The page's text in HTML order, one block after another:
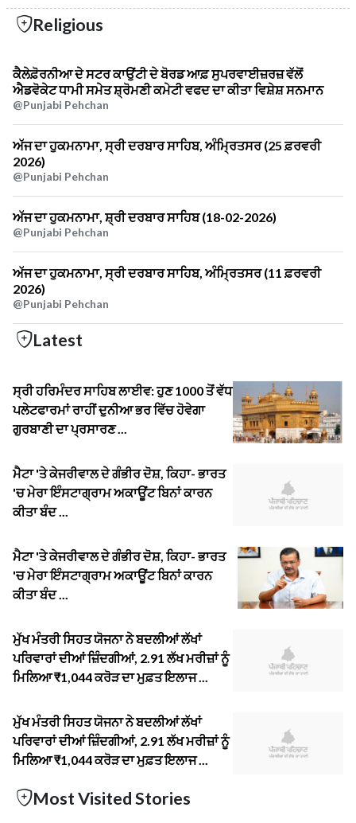
Religious
ਕੈਲੇਫ਼ੋਰਨੀਆ ਦੇ ਸਟਰ ਕਾਉਂਟੀ ਦੇ ਬੋਰਡ ਆਫ਼ ਸੁਪਰਵਾਈਜ਼ਰਜ਼ ਵੱਲੋਂ
ਐਡਵੋਕੇਟ ਧਾਮੀ ਸਮੇਤ ਸ਼੍ਰੋਮਣੀ ਕਮੇਟੀ ਵਫਦ ਦਾ ਕੀਤਾ ਵਿਸ਼ੇਸ਼ ਸਨਮਾਨ
@Punjabi Pehchan
ਅੱਜ ਦਾ ਹੁਕਮਨਾਮਾ, ਸ੍ਰੀ ਦਰਬਾਰ ਸਾਹਿਬ, ਅੰਮ੍ਰਿਤਸਰ (25 ਫ਼ਰਵਰੀ
2026)
@Punjabi Pehchan
ਅੱਜ ਦਾ ਹੁਕਮਨਾਮਾ, ਸ਼੍ਰੀ ਦਰਬਾਰ ਸਾਹਿਬ (18-02-2026)
@Punjabi Pehchan
ਅੱਜ ਦਾ ਹੁਕਮਨਾਮਾ, ਸ੍ਰੀ ਦਰਬਾਰ ਸਾਹਿਬ, ਅੰਮ੍ਰਿਤਸਰ (11 ਫ਼ਰਵਰੀ
2026)
@Punjabi Pehchan
Latest
ਸ੍ਰੀ ਹਰਿਮੰਦਰ ਸਾਹਿਬ ਲਾਈਵ: ਹੁਣ 1000 ਤੋਂ ਵੱਧ
ਪਲੇਟਫਾਰਮਾਂ ਰਾਹੀਂ ਦੁਨੀਆ ਭਰ ਵਿੱਚ ਹੋਵੇਗਾ
ਗੁਰਬਾਣੀ ਦਾ ਪ੍ਰਸਾਰਣ ...
ਮੈਟਾ 'ਤੇ ਕੇਜਰੀਵਾਲ ਦੇ ਗੰਭੀਰ ਦੋਸ਼, ਕਿਹਾ- ਭਾਰਤ
'ਚ ਮੇਰਾ ਇੰਸਟਾਗ੍ਰਾਮ ਅਕਾਊਂਟ ਬਿਨਾਂ ਕਾਰਨ
ਕੀਤਾ ਬੰਦ ...
ਮੈਟਾ 'ਤੇ ਕੇਜਰੀਵਾਲ ਦੇ ਗੰਭੀਰ ਦੋਸ਼, ਕਿਹਾ- ਭਾਰਤ
'ਚ ਮੇਰਾ ਇੰਸਟਾਗ੍ਰਾਮ ਅਕਾਊਂਟ ਬਿਨਾਂ ਕਾਰਨ
ਕੀਤਾ ਬੰਦ ...
ਮੁੱਖ ਮੰਤਰੀ ਸਿਹਤ ਯੋਜਨਾ ਨੇ ਬਦਲੀਆਂ ਲੱਖਾਂ
ਪਰਿਵਾਰਾਂ ਦੀਆਂ ਜ਼ਿੰਦਗੀਆਂ, 2.91 ਲੱਖ ਮਰੀਜ਼ਾਂ ਨੂੰ
ਮਿਲਿਆ ₹1,044 ਕਰੋੜ ਦਾ ਮੁਫ਼ਤ ਇਲਾਜ ...
ਮੁੱਖ ਮੰਤਰੀ ਸਿਹਤ ਯੋਜਨਾ ਨੇ ਬਦਲੀਆਂ ਲੱਖਾਂ
ਪਰਿਵਾਰਾਂ ਦੀਆਂ ਜ਼ਿੰਦਗੀਆਂ, 2.91 ਲੱਖ ਮਰੀਜ਼ਾਂ ਨੂੰ
ਮਿਲਿਆ ₹1,044 ਕਰੋੜ ਦਾ ਮੁਫ਼ਤ ਇਲਾਜ ...
Most Visited Stories